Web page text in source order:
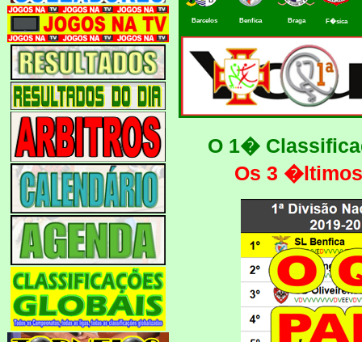
Barcelos Benfica Braga F�sica
O 1�
Os 3